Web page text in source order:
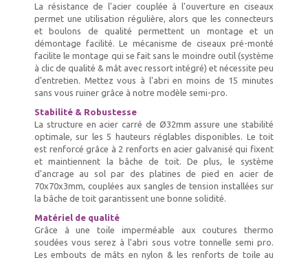
La résistance de l'acier couplée à l'ouverture en ciseaux
permet une utilisation régulière, alors que les connecteurs
et boulons de qualité permettent un montage et un
démontage facilité. Le mécanisme de ciseaux pré-monté
facilite le montage qui se fait sans le moindre outil (système
à clic de qualité & mât avec ressort intégré) et nécessite peu
d'entretien. Mettez vous à l'abri en moins de 15 minutes
sans vous ruiner grâce à notre modèle semi-pro.
Stabilité & Robustesse
La structure en acier carré de Ø32mm assure une stabilité
optimale, sur les 5 hauteurs réglables disponibles. Le toit
est renforcé grâce à 2 renforts en acier galvanisé qui fixent
et maintiennent la bâche de toit. De plus, le système
d'ancrage au sol par des platines de pied en acier de
70x70x3mm, couplées aux sangles de tension installées sur
la bâche de toit garantissent une bonne solidité.
Matériel de qualité
Grâce à une toile imperméable aux coutures thermo
soudées vous serez à l'abri sous votre tonnelle semi pro.
Les embouts de mâts en nylon & les renforts de toile au